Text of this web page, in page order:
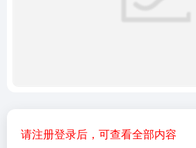
请注册登录后，可查看全部内容